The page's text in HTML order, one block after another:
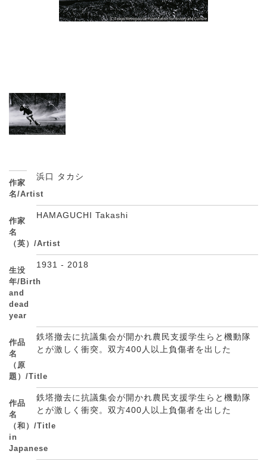
作家
名/Artist
浜口 タカシ
作家
名
（英）/Artist
HAMAGUCHI Takashi
生没
年/Birth
and
dead
year
1931 - 2018
作品
名
（原
題）/Title
鉄塔撤去に抗議集会が開かれ農民支援学生らと機動隊
とが激しく衝突。双方400人以上負傷者を出した
作品
名
（和）/Title
in
Japanese
鉄塔撤去に抗議集会が開かれ農民支援学生らと機動隊
とが激しく衝突。双方400人以上負傷者を出した